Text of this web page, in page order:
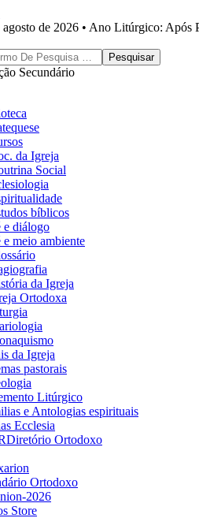
de 2026 • Ano Litúrgico: Após
Secundário
da Igreja
Social
bíblicos
diálogo
meio ambiente
da Igreja
Ortodoxa
da Igreja
pastorais
Litúrgico
e Antologias espirituais
Ecclesia
Diretório Ortodoxo
Ortodoxo
2026
Store